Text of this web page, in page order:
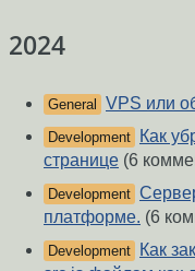
2024
General VPS или
Development
Как
странице (6
Development
платформе. (6
Development
Как